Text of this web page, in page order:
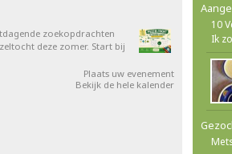
zoekopdrachten
deze zomer. Start bij
Plaats uw evenement
Bekijk de hele kalender
10
Ik